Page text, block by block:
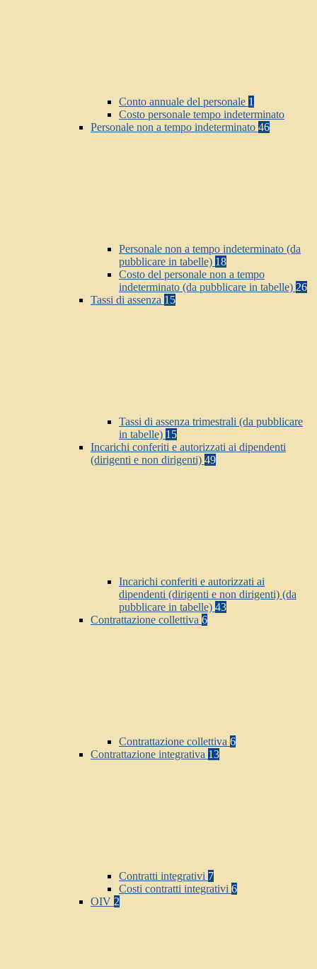
Conto annuale del personale 1
Costo personale tempo indeterminato
Personale non a tempo indeterminato 46
Personale non a tempo indeterminato (da
pubblicare in tabelle) 18
Costo del personale non a tempo
indeterminato (da pubblicare in tabelle) 26
Tassi di assenza 15
Tassi di assenza trimestrali (da pubblicare
in tabelle) 15
Incarichi conferiti e autorizzati ai dipendenti
(dirigenti e non dirigenti) 49
Incarichi conferiti e autorizzati ai
dipendenti (dirigenti e non dirigenti) (da
pubblicare in tabelle) 43
Contrattazione collettiva 6
Contrattazione collettiva 6
Contrattazione integrativa 13
Contratti integrativi 7
Costi contratti integrativi 6
OIV 2